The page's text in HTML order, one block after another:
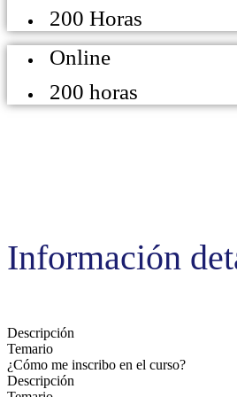
200 Horas
Online
200 horas
Información
Descripción
Temario
¿Cómo me inscribo en el curso?
Descripción